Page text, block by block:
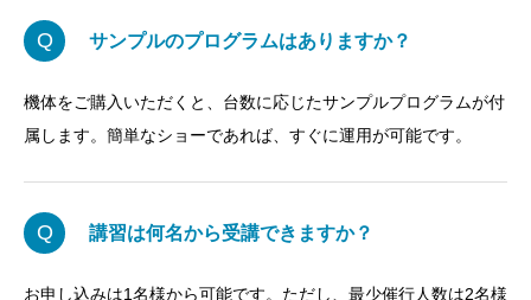
Q サンプルのプログラムはありますか？
機体をご購入いただくと、台数に応じたサンプルプログラムが付
属します。簡単なショーであれば、すぐに運用が可能です。
Q 講習は何名から受講できますか？
お申し込みは1名様から可能です。ただし、最少催行人数は2名様